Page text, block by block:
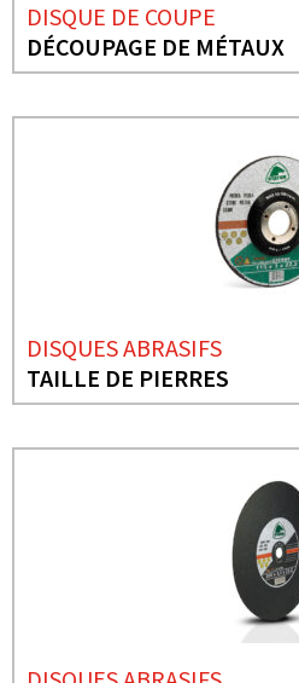
DISQUE DE COUPE
DÉCOUPAGE DE MÉTAUX
DISQUES ABRASIFS
TAILLE DE PIERRES